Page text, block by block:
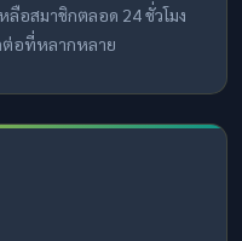
อสมาชิกตลอด 24 ชั่วโมง
ต่อที่หลากหลาย